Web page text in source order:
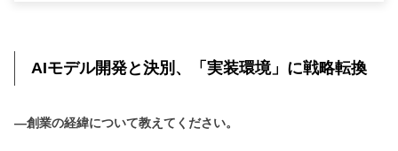
AIモデル開発と決別、「実装環境」に戦略転換
―創業の経緯について教えてください。